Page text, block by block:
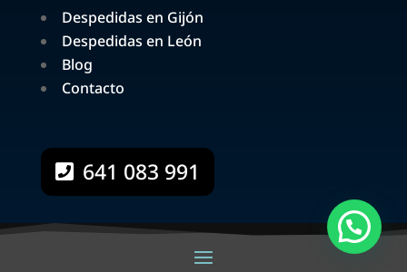
Despedidas en Gijón
Despedidas en León
Blog
Contacto
641 083 991